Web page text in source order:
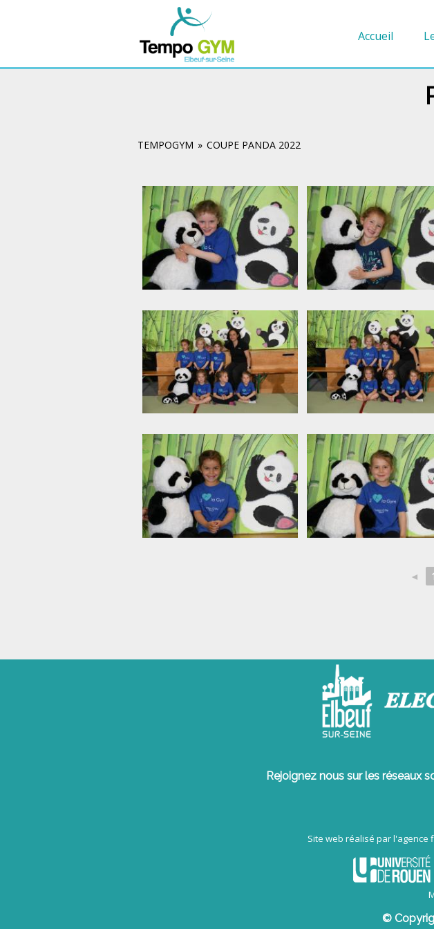
Accueil
TEMPOGYM » COUPE PANDA 2022
◄
Rejoignez nous sur les réseaux
Site web réalisé par l'agence
©